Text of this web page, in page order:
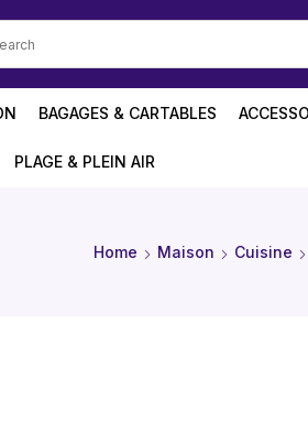
BAGAGES & CARTABLES
PLAGE & PLEIN AIR
Home Maison Cuisine